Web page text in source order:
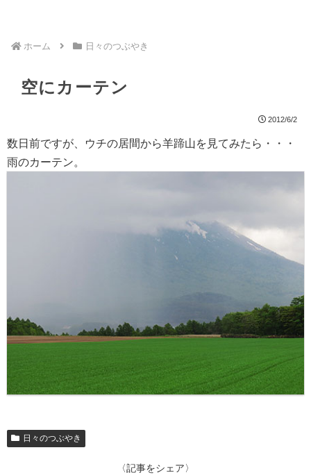
ホーム 日々のつぶやき
空にカーテン
2012/6/2
数日前ですが、ウチの居間から羊蹄山を見てみたら・・・
雨のカーテン。
日々のつぶやき
〈記事をシェア〉